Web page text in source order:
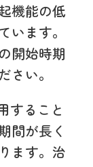
機能の低
います。
開始時期
い。
すること
間が長く
ます。治